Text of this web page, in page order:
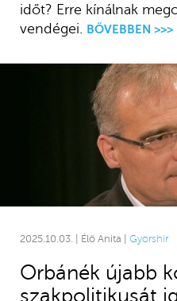
időt? Erre kínálnak
vendégei. BŐVEBBEN >>>
2025.10.03. | Élő Anita | Gyorshír
Orbánék újabb
szakpolitikusát